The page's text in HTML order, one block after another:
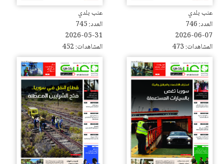
عنب بلدي
العدد: 746
2026-06-07
المشاهدات: 473
عنب بلدي
العدد: 745
2026-05-31
المشاهدات: 452